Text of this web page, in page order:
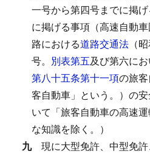
一号から第四号までに掲
に掲げる事項（高速自動
路における道路交通法 （
号。 別表第五及び第六にお
第八十五条第十一項の旅
客自動車」という。）の
いて「旅客自動車の高速
な知識を除く。）
九 現に大型免許、中型免